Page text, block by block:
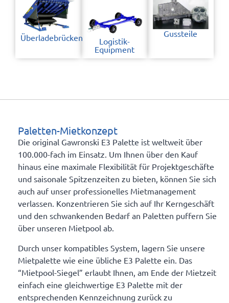
Überladebrücken
Logistik-
Equipment
Gussteile
Paletten-Mietkonzept
Die original Gawronski E3 Palette ist weltweit über
100.000-fach im Einsatz. Um Ihnen über den Kauf
hinaus eine maximale Flexibilität für Projektgeschäfte
und saisonale Spitzenzeiten zu bieten, können Sie sich
auch auf unser professionelles Mietmanagement
verlassen. Konzentrieren Sie sich auf Ihr Kerngeschäft
und den schwankenden Bedarf an Paletten puffern Sie
über unseren Mietpool ab.
Durch unser kompatibles System, lagern Sie unsere
Mietpalette wie eine übliche E3 Palette ein. Das
“Mietpool-Siegel” erlaubt Ihnen, am Ende der Mietzeit
einfach eine gleichwertige E3 Palette mit der
entsprechenden Kennzeichnung zurück zu